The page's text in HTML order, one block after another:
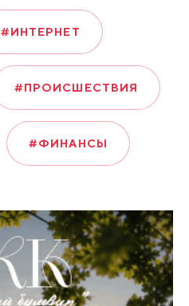
#ИНТЕРНЕТ
#ПРОИСШЕСТВИЯ
#ФИНАНСЫ